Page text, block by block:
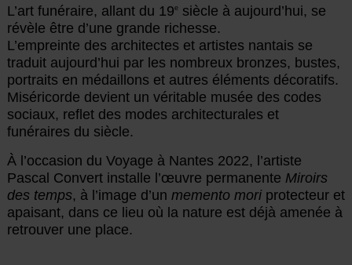
L’art funéraire, allant du 19esiècle à aujourd’hui, se
révèle être d’une grande richesse.
L’empreinte des architectes et artistes nantais se
traduit aujourd’hui par les nombreux bronzes, bustes,
portraits en médaillons et autres éléments décoratifs.
Miséricorde devient un véritable musée des codes
sociaux, reflet des modes architecturales et
funéraires du siècle.
À l’occasion du Voyage à Nantes 2022, l’artiste
Pascal Convert installe l’œuvre permanente Miroirs
des temps, à l’image d’un memento moriprotecteur et
apaisant, dans ce lieu où la nature est déjà amenée à
retrouver une place.